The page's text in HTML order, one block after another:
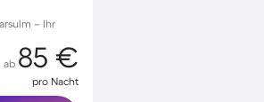
– Ihr
ab 85 €
pro Nacht